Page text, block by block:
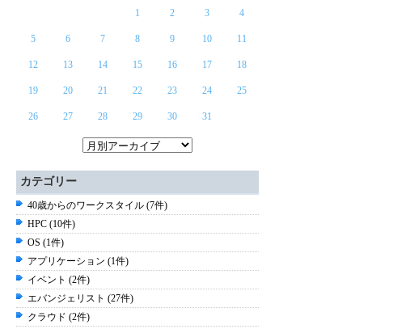
1 2 3 4
5 6 7 8 9 10 11
12 13 14 15 16 17 18
19 20 21 22 23 24 25
26 27 28 29 30 31
カテゴリー
40歳からのワークスタイル (7件)
HPC (10件)
OS (1件)
アプリケーション (1件)
イベント (2件)
エバンジェリスト (27件)
クラウド (2件)